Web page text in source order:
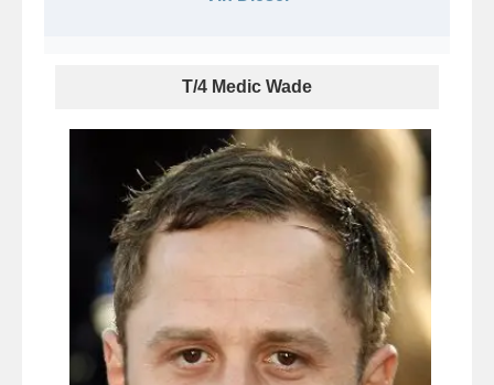
T/4 Medic Wade